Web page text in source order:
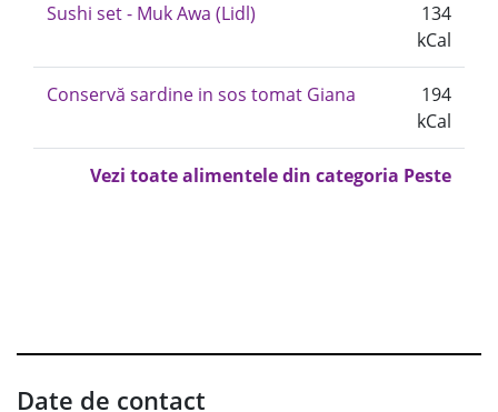
Sushi set - Muk Awa (Lidl)
134
kCal
Conservă sardine in sos tomat Giana
194
kCal
Vezi toate alimentele din categoria Peste
Date de contact